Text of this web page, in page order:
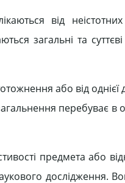
від
загальні та
або від
перебуває в
предмета або
дослідження.